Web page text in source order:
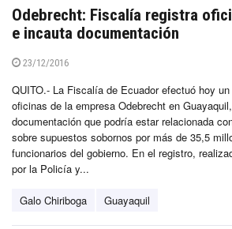
Odebrecht: Fiscalía registra
e incauta documentación
23/12/2016
QUITO.- La Fiscalía de Ecuador efectuó hoy
oficinas de la empresa Odebrecht en
documentación que podría estar relacionada
sobre supuestos sobornos por más de 35,5
funcionarios del gobierno. En el registro,
por la Policía y...
Galo Chiriboga Guayaquil